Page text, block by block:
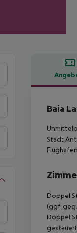
Baia
Stadt
Doppel
(ggf.
Doppel